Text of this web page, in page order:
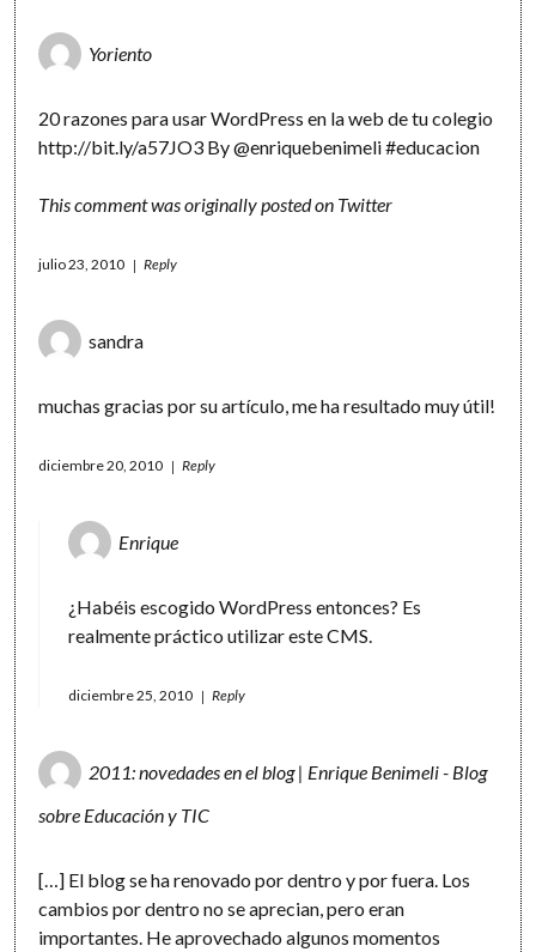
Yoriento
20 razones para usar WordPress en la web de tu colegio
http://bit.ly/a57JO3 By @enriquebenimeli #educacion
This comment was originally posted on Twitter
julio 23, 2010 Reply
sandra
muchas gracias por su artículo, me ha resultado muy útil!
diciembre 20, 2010 Reply
Enrique
¿Habéis escogido WordPress entonces? Es
realmente práctico utilizar este CMS.
diciembre 25, 2010 Reply
2011: novedades en el blog | Enrique Benimeli - Blog
sobre Educación y TIC
[…] El blog se ha renovado por dentro y por fuera. Los
cambios por dentro no se aprecian, pero eran
importantes. He aprovechado algunos momentos